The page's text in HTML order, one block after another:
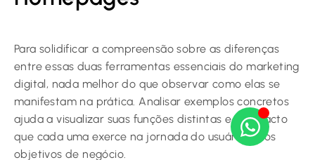
Para solidificar a compreensão sobre as diferenças
entre essas duas ferramentas essenciais do marketing
digital, nada melhor do que observar como elas se
manifestam na prática. Analisar exemplos concretos
ajuda a visualizar suas funções distintas e o impacto
que cada uma exerce na jornada do usuário e nos
objetivos de negócio.